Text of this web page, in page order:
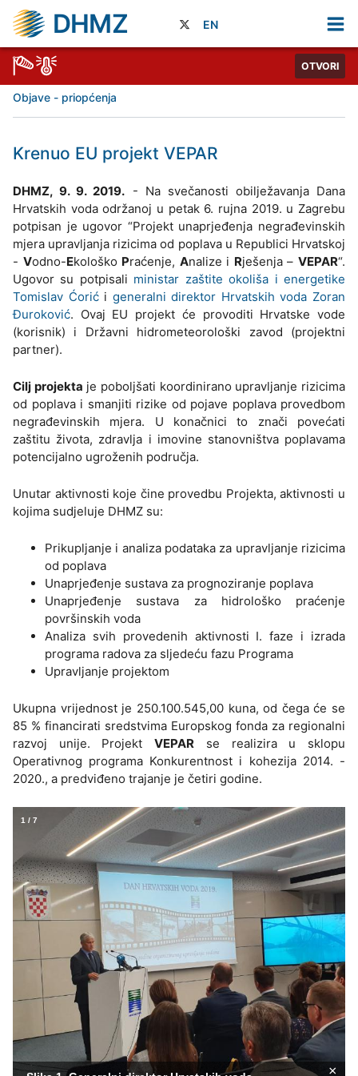
DHMZ EN
OTVORI
Objave - priopćenja
Krenuo EU projekt VEPAR
DHMZ, 9. 9. 2019. - Na svečanosti obilježavanja Dana
Hrvatskih voda održanoj u petak 6. rujna 2019. u Zagrebu
potpisan je ugovor “Projekt unaprjeđenja negrađevinskih
mjera upravljanja rizicima od poplava u Republici Hrvatskoj
- Vodno-Ekološko Praćenje, Analize i Rješenja –VEPAR“.
Ugovor su potpisali ministar zaštite okoliša i energetike
Tomislav Ćorići generalni direktor Hrvatskih voda Zoran
Đuroković. Ovaj EU projekt će provoditi Hrvatske vode
(korisnik) i Državni hidrometeorološki zavod (projektni
partner).
Cilj projekta je poboljšati koordinirano upravljanje rizicima
od poplava i smanjiti rizike od pojave poplava provedbom
negrađevinskih mjera. U konačnici to znači povećati
zaštitu života, zdravlja i imovine stanovništva poplavama
potencijalno ugroženih područja.
Unutar aktivnosti koje čine provedbu Projekta, aktivnosti u
kojima sudjeluje DHMZ su:
Prikupljanje i analiza podataka za upravljanje rizicima
od poplava
Unaprjeđenje sustava za prognoziranje poplava
Unaprjeđenje sustava za hidrološko praćenje
površinskih voda
Analiza svih provedenih aktivnosti I. faze i izrada
programa radova za sljedeću fazu Programa
Upravljanje projektom
Ukupna vrijednost je 250.100.545,00 kuna, od čega će se
85 % financirati sredstvima Europskog fonda za regionalni
razvoj unije. ProjektVEPAR se realizira u sklopu
Operativnog programa Konkurentnost i kohezija 2014. -
2020., a predviđeno trajanje je četiri godine.
×
1 / 7